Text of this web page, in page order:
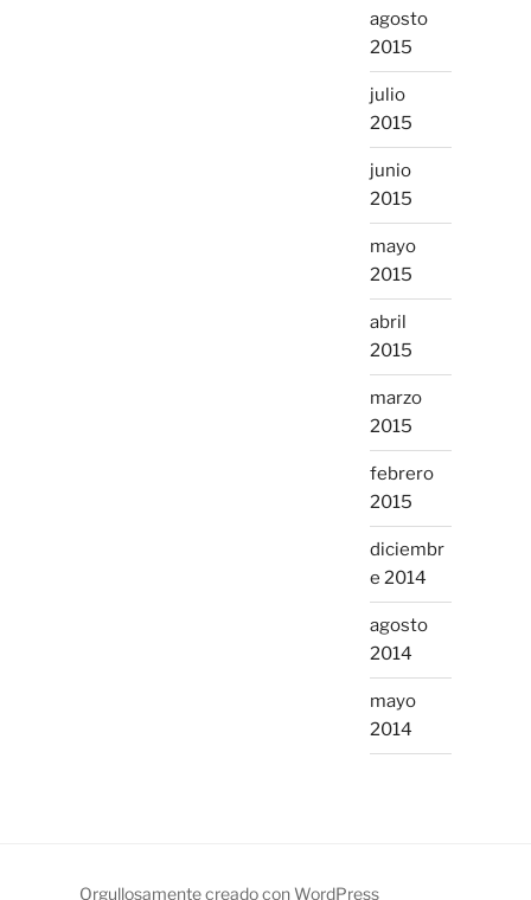
agosto
2015
julio
2015
junio
2015
mayo
2015
abril
2015
marzo
2015
febrero
2015
diciembr
e 2014
agosto
2014
mayo
2014
Orgullosamente creado con WordPress